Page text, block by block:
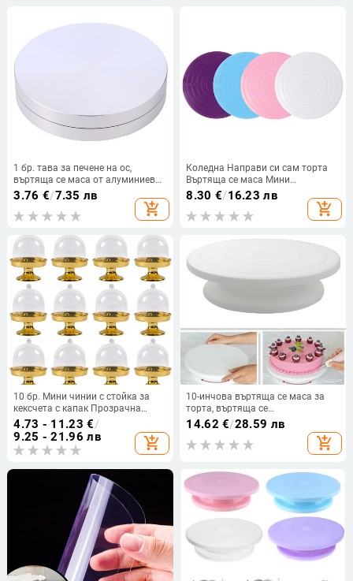
1 бр. тава за печене на ос,
въртяща се маса от алуминиева
сплав, въртяща се основа на
стойката за тава, алуминиев
лагер на ротора, въртяща се
3.76 €/7.35 лв
add_shopping_cart
Коледна Направи си сам торта
Въртяща се маса Мини
пластмасова въртяща се маса за
торта с фондан Въртяща се
платформа Кръгла стойка за
инструменти
8.30 €/16.23 лв
add_shopping_cart
10 бр. Мини чинии с стойка за
кексчета с капак Прозрачна
пластмасова стойка за бонбони
Поставка за парти за рожден ден
Сватбена украса Коледни
принадлежности
4.73 - 11.23 €/
9.25 - 21.96 лв
add_shopping_cart
10-инчова въртяща се маса за
торта, въртяща се
противоплъзгаща се кръгла
стойка за торта Инструменти за
декорация на торта Въртяща се
маса за торта Кухня Направи си
тиган
14.62 €/28.59 лв
add_shopping_cart